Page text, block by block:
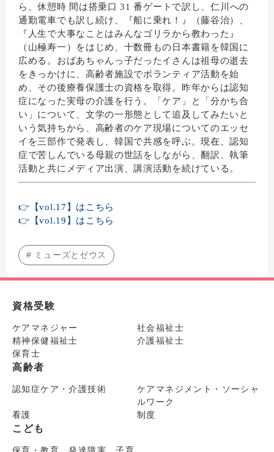
ら、休憩時 間は搭乗口 31 番ゲートで訳し、仁川への
通勤電車でも訳し続け、『船に乗れ！』（藤谷治）、
『人生で大事なことはみんなゴリラから教わった』
（山極寿一）をはじめ、十数冊もの日本書籍を韓国に
広める。おばあちゃんっ子だったイさんは祖母の逝去
をきっかけに、高齢者施設でボランティア活動を始
め、その後療養保護士の資格を取得。昨年からは認知
症になった実母の介護を行う。「ケア」と「分かち合
い」について、文学の一形態として追及してみたいと
いう気持ちから、高齢者のケア現場についてのエッセ
イを三部作で発表し、韓国で共感を呼ぶ。現在、認知
症で苦しんでいる母親の世話をしながら、翻訳、執筆
活動と共にメディア出演、講演活動を続けている。
👉【vol.17】はこちら
👉【vol.19】はこちら
# ミューズとゼウス
資格受験
ケアマネジャー
社会福祉士
精神保健福祉士
介護福祉士
保育士
高齢者
認知症ケア・介護技術
ケアマネジメント・ソーシャ
ルワーク
看護
制度
こども